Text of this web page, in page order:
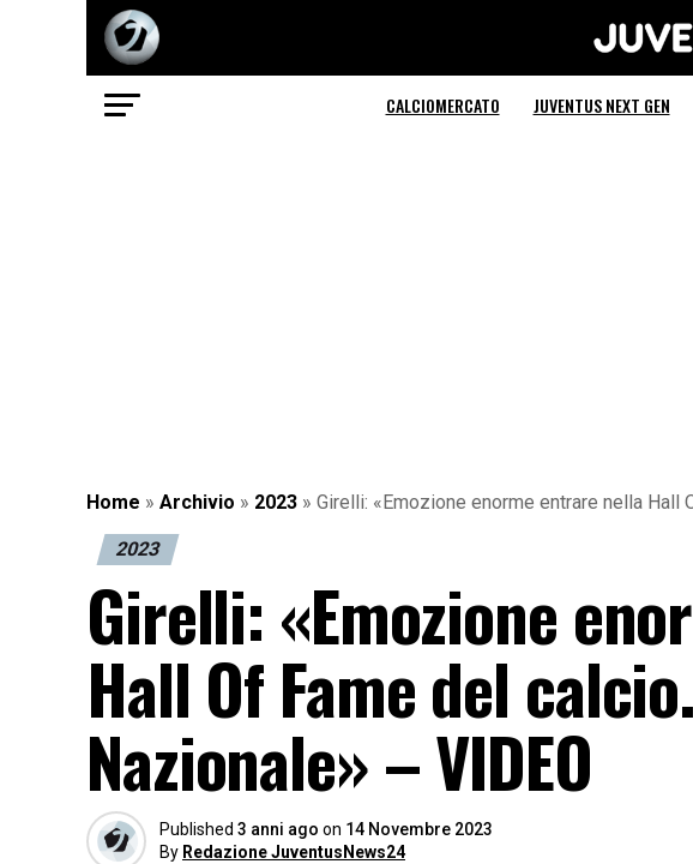
CALCIOMERCATO JUVENTUS NEXT GEN
Home » Archivio » 2023 » Girelli: «Emozione enorme entrare nella Hall
2023
Girelli: «Emozione
Hall Of Fame del
Nazionale» – VIDEO
Published 3 anni ago on 14 Novembre 2023
By Redazione JuventusNews24